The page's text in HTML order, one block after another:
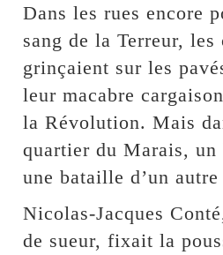
Dans les rues encore
sang de la Terreur, les
grinçaient sur les
leur macabre
la Révolution. Mais
quartier du Marais,
une bataille d’un autre
Nicolas-Jacques
de sueur, fixait la